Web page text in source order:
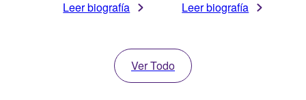
Leer biografía Leer biografía
Ver Todo